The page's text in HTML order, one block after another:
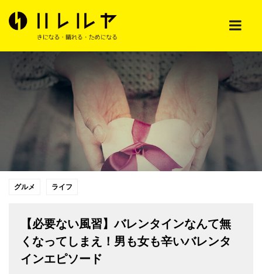
グルメ ライフ
【必要ない風習】バレンタインなんて無
くなってしまえ！男も女も辛いバレンタ
インエピソード